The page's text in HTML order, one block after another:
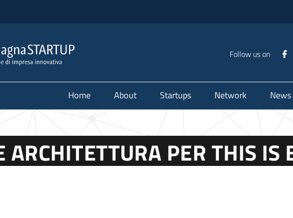
Follow us on
Home About Startups Network News
ARCHITETTURA PER THIS